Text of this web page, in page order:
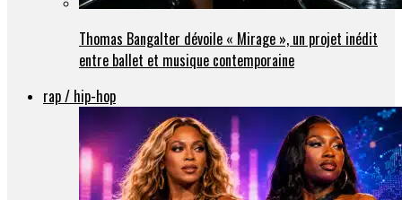
Thomas Bangalter dévoile « Mirage », un projet inédit
entre ballet et musique contemporaine
rap / hip-hop